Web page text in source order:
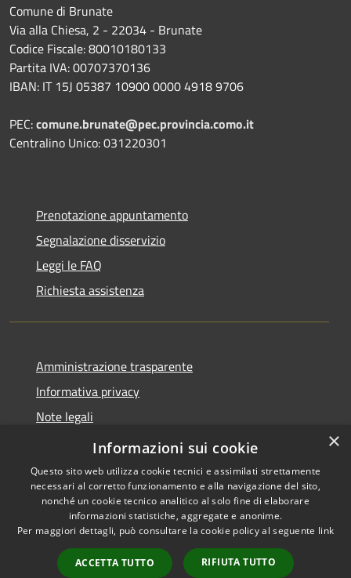
Comune di Brunate
Via alla Chiesa, 2 - 22034 - Brunate
Codice Fiscale: 80010180133
Partita IVA: 00707370136
IBAN: IT 15J 05387 10900 0000 4918 9706
PEC:comune.brunate@pec.provincia.como.it
Centralino Unico: 031220301
Prenotazione appuntamento
Segnalazione disservizio
Leggi le FAQ
Richiesta assistenza
Amministrazione trasparente
Informativa privacy
Note legali
Dichiarazione di accessibilità
Accessibilità
Copyright © 2026 • Comune di
Brunate • Powered by
Municipium•
Accesso
×
Informazioni sui cookie
Questo sito web utilizza cookie tecnici e assimilati strettamente
necessari al corretto funzionamento e alla navigazione del sito,
nonché un cookie tecnico analitico al solo fine di elaborare
informazioni statistiche, aggregate e anonime.
Per maggiori dettagli, può consultare la cookie policy al seguente link
ACCETTA TUTTO RIFIUTA TUTTO